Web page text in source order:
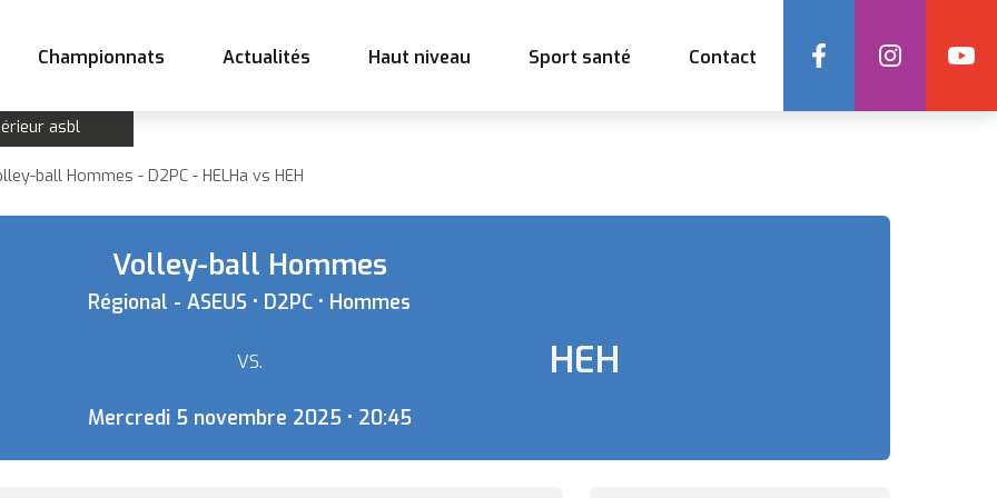
Championnats Actualités Haut niveau Sport santé Contact
Social
asbl
ball Hommes - D2PC - HELHa vs HEH
Volley-ball Hommes
Régional - ASEUS • D2PC • Hommes
VS. HEH
Mercredi 5 novembre 2025 • 20:45